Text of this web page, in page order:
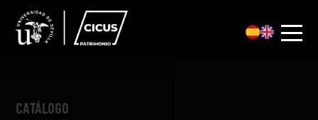
CATÁLOGO